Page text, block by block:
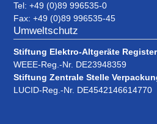
Tel: +49 (0)89 996535-0
Fax: +49 (0)89 996535-45
Umweltschutz
Stiftung Elektro-Altgeräte
WEEE-Reg.-Nr. DE23948359
Stiftung Zentrale Stelle
LUCID-Reg.-Nr. DE4542146614770